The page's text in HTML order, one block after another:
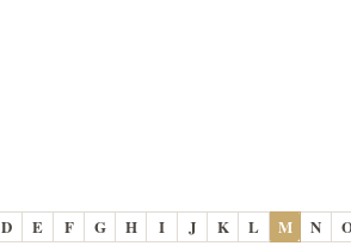
D E F G H I J K L M N